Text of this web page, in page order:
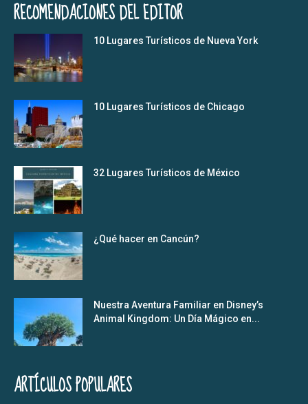
RECOMENDACIONES DEL EDITOR
10 Lugares Turísticos de Nueva York
10 Lugares Turísticos de Chicago
32 Lugares Turísticos de México
¿Qué hacer en Cancún?
Nuestra Aventura Familiar en Disney’s
Animal Kingdom: Un Día Mágico en...
ARTÍCULOS POPULARES